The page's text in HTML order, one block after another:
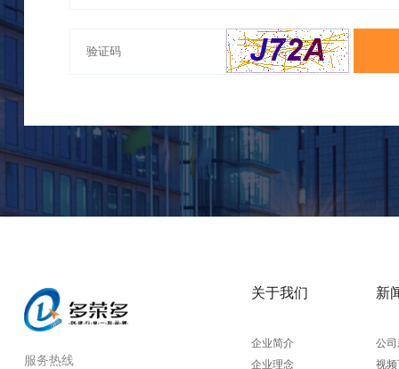
服务热线
关于我们
企业简介
企业理念
新
公
视